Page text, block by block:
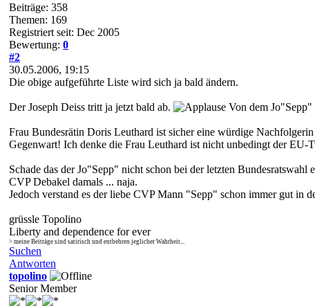
Beiträge: 358
Themen: 169
Registriert seit: Dec 2005
Bewertung: 0
#2
30.05.2006, 19:15
Die obige aufgeführte Liste wird sich ja bald ändern.
Der Joseph Deiss tritt ja jetzt bald ab. Von dem
Frau Bundesrätin Doris Leuthard ist sicher eine würdige
Gegenwart! Ich denke die Frau Leuthard ist nicht unbedingt der EU-
Schade das der Jo"Sepp" nicht schon bei der letzten
CVP Debakel damals ... naja.
Jedoch verstand es der liebe CVP Mann "Sepp" schon immer gut in
grüssle Topolino
Liberty and dependence for ever
> meine Beiträge sind satirisch und entbehren jeglicher Wahrheit...
Suchen
Antworten
topolino
Senior Member